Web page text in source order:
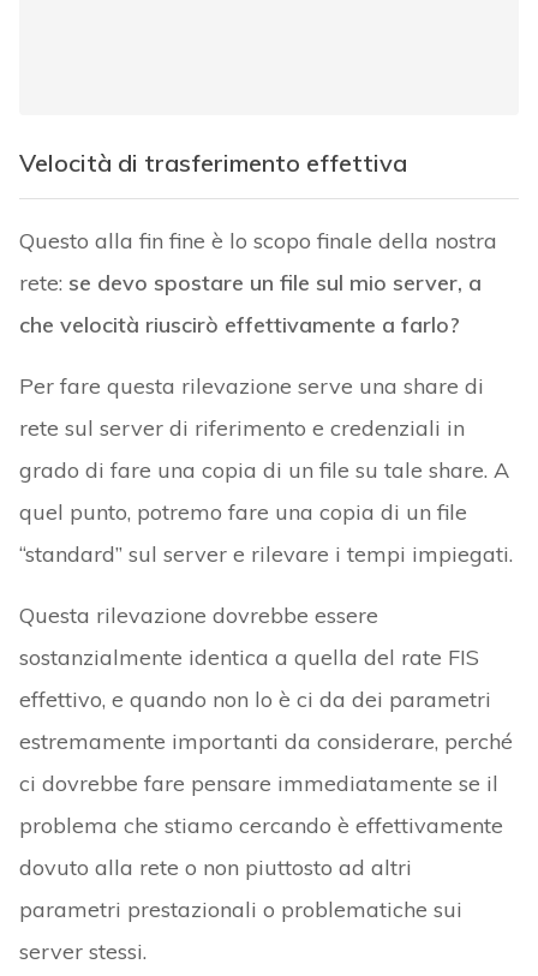
Velocità di trasferimento effettiva
Questo alla fin fine è lo scopo finale della nostra
rete: se devo spostare un file sul mio server, a
che velocità riuscirò effettivamente a farlo?
Per fare questa rilevazione serve una share di
rete sul server di riferimento e credenziali in
grado di fare una copia di un file su tale share. A
quel punto, potremo fare una copia di un file
“standard” sul server e rilevare i tempi impiegati.
Questa rilevazione dovrebbe essere
sostanzialmente identica a quella del rate FIS
effettivo, e quando non lo è ci da dei parametri
estremamente importanti da considerare, perché
ci dovrebbe fare pensare immediatamente se il
problema che stiamo cercando è effettivamente
dovuto alla rete o non piuttosto ad altri
parametri prestazionali o problematiche sui
server stessi.